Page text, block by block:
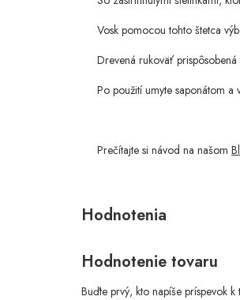
Vosk pomocou tohto štetca
Drevená rukoväť
Po použití umyte saponátom a
Prečítajte si návod na našom
Hodnotenie tovaru
Buďte prvý, kto napíše príspevok k